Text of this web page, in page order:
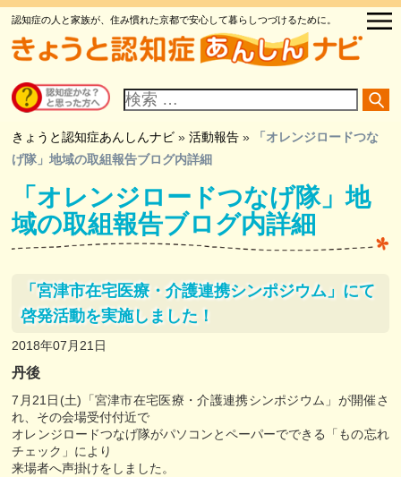
認知症の人と家族が、住み慣れた京都で安心して暮らしつづけるために。
イ
ト
検
索
きょうと認知症あんしんナビ »活動報告 »
「オレンジロードつな
げ隊」地域の取組報告ブログ内詳細
「オレンジロードつなげ隊」地
域の取組報告ブログ内詳細
「宮津市在宅医療・介護連携シンポジウム」にて
啓発活動を実施しました！
2018年07月21日
丹後
7月21日(土)「宮津市在宅医療・介護連携シンポジウム」が開催さ
れ、その会場受付付近で
オレンジロードつなげ隊がパソコンとペーパーでできる「もの忘れ
チェック」により
来場者へ声掛けをしました。